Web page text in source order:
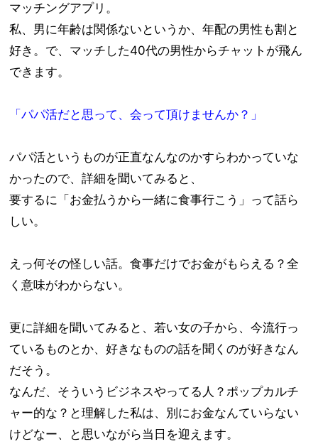
マッチングアプリ。
私、男に年齢は関係ないというか、年配の男性も割と
好き。で、マッチした40代の男性からチャットが飛ん
できます。
「パパ活だと思って、会って頂けませんか？」
パパ活というものが正直なんなのかすらわかっていな
かったので、詳細を聞いてみると、
要するに「お金払うから一緒に食事行こう」って話ら
しい。
えっ何その怪しい話。食事だけでお金がもらえる？全
く意味がわからない。
更に詳細を聞いてみると、若い女の子から、今流行っ
ているものとか、好きなものの話を聞くのが好きなん
だそう。
なんだ、そういうビジネスやってる人？ポップカルチ
ャー的な？と理解した私は、別にお金なんていらない
けどなー、と思いながら当日を迎えます。